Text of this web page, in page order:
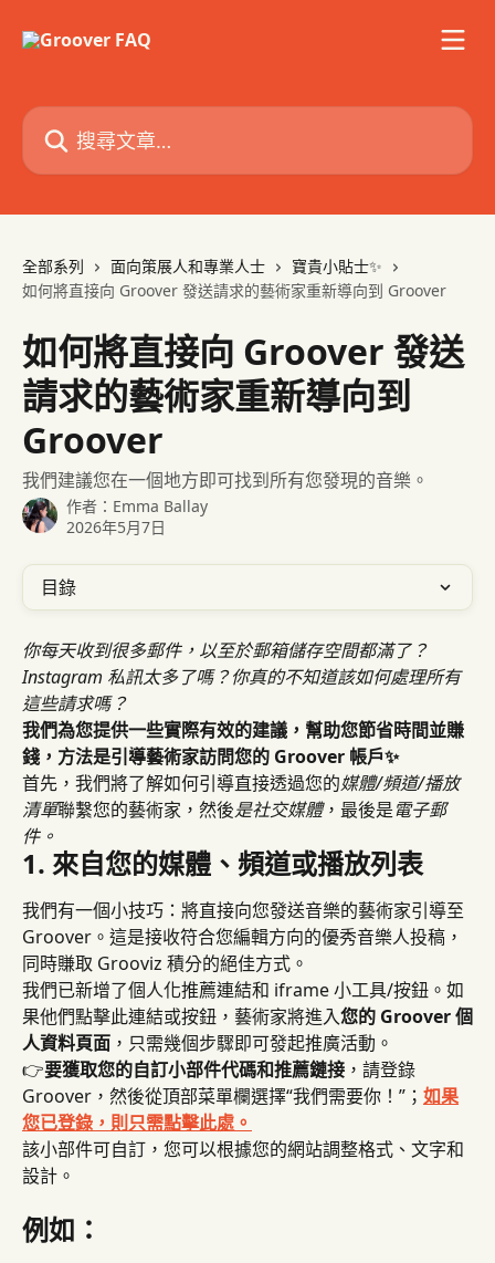
搜尋文章…
全部系列 面向策展人和專業人士
寶貴小貼士✨
如何將直接向 Groover 發送請求的藝術家重新導向到 Groover
如何將直接向 Groover 發送
請求的藝術家重新導向到
Groover
我們建議您在一個地方即可找到所有您發現的音樂。
作者： Emma Ballay
2026年5月7日
目錄
你每天收到很多郵件，以至於郵箱儲存空間都滿了？
Instagram 私訊太多了嗎？你真的不知道該如何處理所有
這些請求嗎？
我們為您提供一些實際有效的建議，幫助您節省時間並賺
錢，方法是引導藝術家訪問您的 Groover 帳戶✨
首先，我們將了解如何引導直接透過您的媒體/頻道/播放
清單聯繫您的藝術家，然後是社交媒體，最後是電子郵
件。
1. 來自您的媒體、頻道或播放列表
我們有一個小技巧：將直接向您發送音樂的藝術家引導至
Groover。這是接收符合您編輯方向的優秀音樂人投稿，
同時賺取 Grooviz 積分的絕佳方式。
我們已新增了個人化推薦連結和 iframe 小工具/按鈕。如
果他們點擊此連結或按鈕，藝術家將進入您的 Groover 個
人資料頁面 ，只需幾個步驟即可發起推廣活動。
👉要獲取您的自訂小部件代碼和推薦鏈接 ，請登錄
Groover，然後從頂部菜單欄選擇“我們需要你！”； 如果
您已登錄，則只需點擊此處。
該小部件可自訂，您可以根據您的網站調整格式、文字和
設計。
例如：